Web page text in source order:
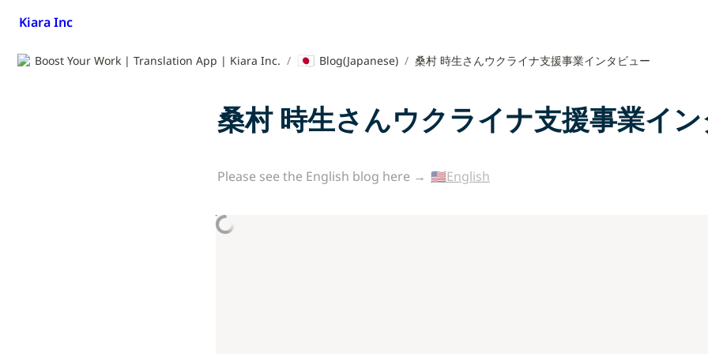
Kiara Inc
Boost Your Work | Translation App | Kiara Inc. / 🇯🇵 Blog(Japanese) / 桑村 時生さんウクライナ支援事業インタビュー
桑村 時生さんウクライナ支援事業イ
Please see the English blog here → 🇺🇸English